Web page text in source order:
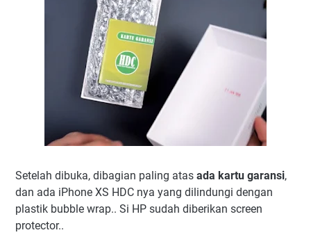
Setelah dibuka, dibagian paling atas ada kartu garansi,
dan ada iPhone XS HDC nya yang dilindungi dengan
plastik bubble wrap.. Si HP sudah diberikan screen
protector..